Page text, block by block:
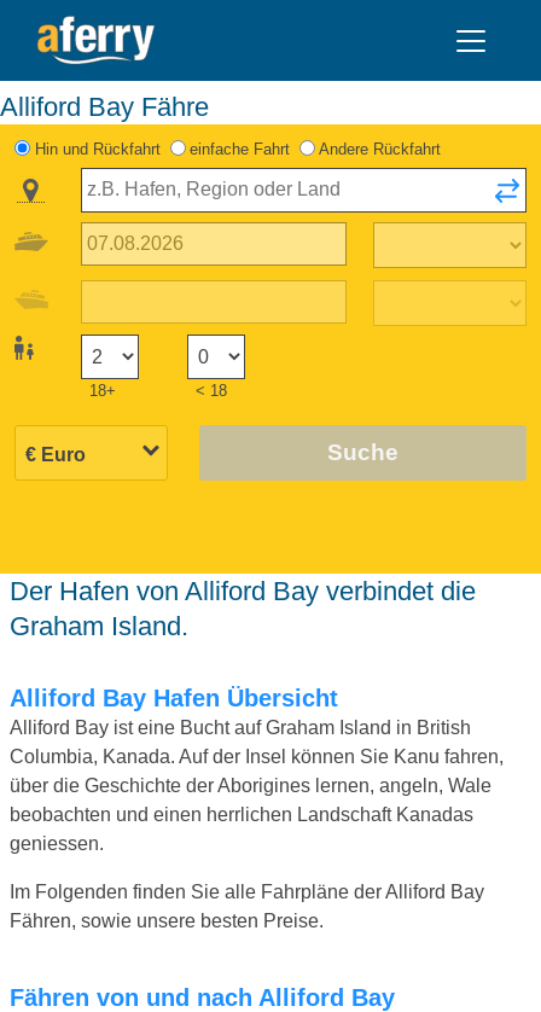
Alliford Bay Fähre
Hin und Rückfahrt einfache Fahrt Andere Rückfahrt
18+ < 18
Suche
Der Hafen von Alliford Bay verbindet die
Graham Island.
Alliford Bay Hafen Übersicht
Alliford Bay ist eine Bucht auf Graham Island in British
Columbia, Kanada. Auf der Insel können Sie Kanu fahren,
über die Geschichte der Aborigines lernen, angeln, Wale
beobachten und einen herrlichen Landschaft Kanadas
geniessen.
Im Folgenden finden Sie alle Fahrpläne der Alliford Bay
Fähren, sowie unsere besten Preise.
Fähren von und nach Alliford Bay